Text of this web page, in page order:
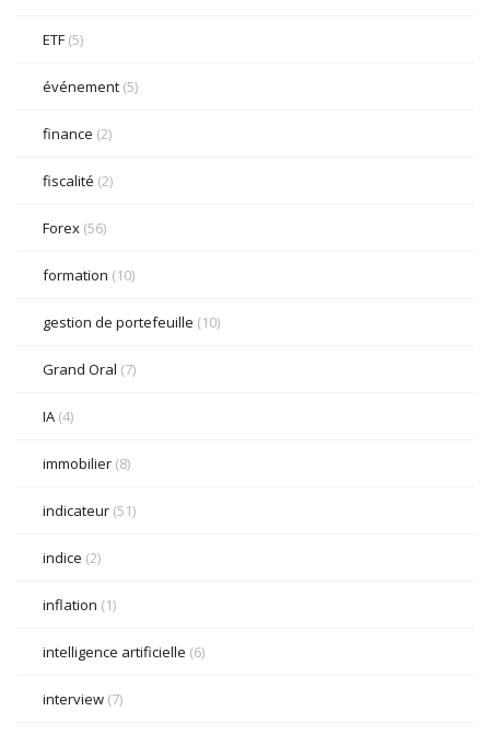
ETF (5)
événement (5)
finance (2)
fiscalité (2)
Forex (56)
formation (10)
gestion de portefeuille (10)
Grand Oral (7)
IA (4)
immobilier (8)
indicateur (51)
indice (2)
inflation (1)
intelligence artificielle (6)
interview (7)